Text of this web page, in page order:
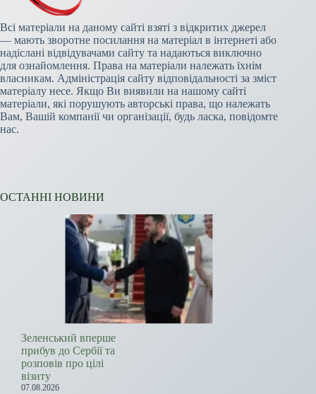
Всі матеріали на даному сайті взяті з відкритих джерел
— мають зворотне посилання на матеріал в інтернеті або
надіслані відвідувачами сайту та надаються виключно
для ознайомлення. Права на матеріали належать їхнім
власникам. Адміністрація сайту відповідальності за зміст
матеріалу несе. Якщо Ви виявили на нашому сайті
матеріали, які порушують авторські права, що належать
Вам, Вашій компанії чи організації, будь ласка, повідомте
нас.
ОСТАННІ НОВИНИ
Зеленський вперше
прибув до Сербії та
розповів про цілі
візиту
07.08.2026